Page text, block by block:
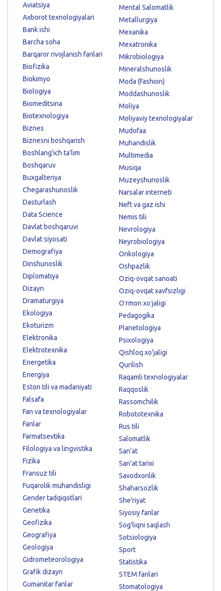
Aviatsiya
Axborot texnologiyalari
Bank ishi
Barcha soha
Barqaror rivojlanish fanlari
Biofizika
Biokimyo
Biologiya
Biomeditsina
Biotexnologiya
Biznes
Biznesni boshqarish
Boshlang'ich ta'lim
Boshqaruv
Buxgalteriya
Chegarashunoslik
Dasturlash
Data Science
Davlat boshqaruvi
Davlat siyosati
Demografiya
Dinshunoslik
Diplomatiya
Dizayn
Dramaturgiya
Ekologiya
Ekoturizm
Elektronika
Elektrotexnika
Energetika
Energiya
Eston tili va madaniyati
Falsafa
Fan va texnologiyalar
Fanlar
Farmatsevtika
Filologiya va lingvistika
Fizika
Fransuz tili
Fuqarolik muhandisligi
Gender tadqiqotlari
Genetika
Geofizika
Geografiya
Geologiya
Gidrometeorologiya
Grafik dizayn
Gumanitar fanlar
Mental Salomatlik
Metallurgiya
Mexanika
Mexatronika
Mikrobiologiya
Mineralshunoslik
Moda (Fashion)
Moddashunoslik
Moliya
Moliyaviy texnologiyalar
Mudofaa
Muhandislik
Multimedia
Musiqa
Muzeyshunoslik
Narsalar interneti
Neft va gaz ishi
Nemis tili
Nevrologiya
Neyrobiologiya
Onkologiya
Oshpazlik
Oziq-ovqat sanoati
Oziq-ovqat xavfsizligi
Oʻrmon xoʻjaligi
Pedagogika
Planetologiya
Psixologiya
Qishloq xo'jaligi
Qurilish
Raqamli texnologiyalar
Raqqoslik
Rassomchilik
Robototexnika
Rus tili
Salomatlik
San'at
San'at tarixi
Savodxonlik
Shaharsozlik
She'riyat
Siyosiy fanlar
Sog'liqni saqlash
Sotsiologiya
Sport
Statistika
STEM fanlari
Stomatologiya